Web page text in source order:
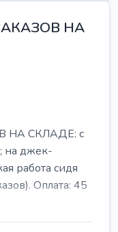
НА
НА СКЛАДЕ: с
на джек-
работа сидя
Оплата: 45